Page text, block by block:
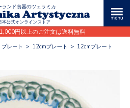
ランド食器のツェラミカ
本公式オンラインストア
円以上のご注文は送料無料
プレート > 12cmプレート > 12cmプレート